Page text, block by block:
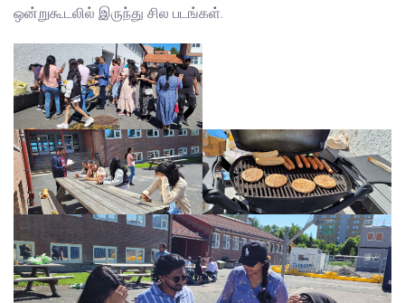
ஒன்றுகூடலில் இருந்து சில படங்கள்.